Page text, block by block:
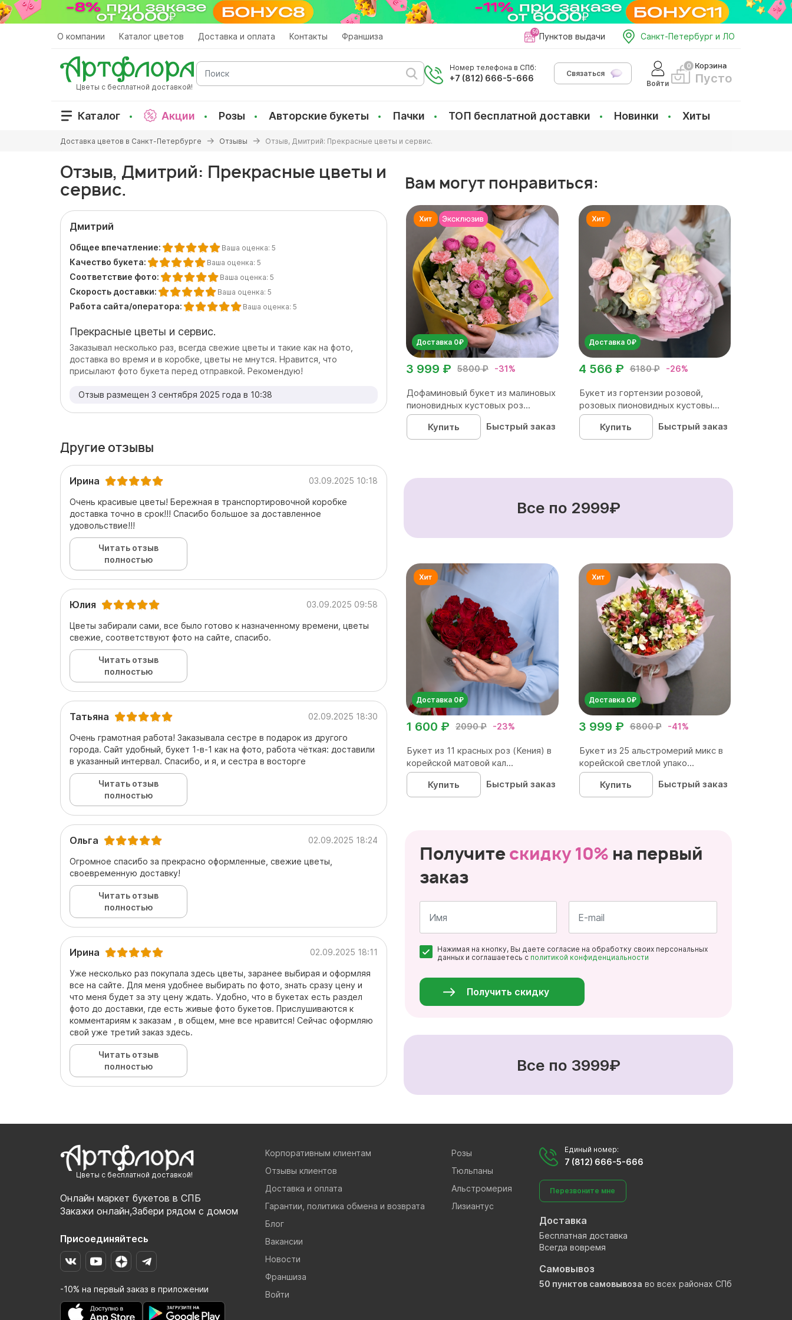
Перейти
к
О компании Каталог цветов Доставка и оплата Контакты Франшиза Пунктов выдачи Санкт-Петербург и ЛО
Цветы с бесплатной доставкой!
Поиск
Номер телефона в СПб:
+7 (812) 666-5-666
Связаться
Войти
Корзина
Пусто
Каталог Акции Розы Авторские букеты Пачки ТОП бесплатной доставки Новинки Хиты
здесь
Доставка цветов в Санкт-Петербурге Отзывы Отзыв, Дмитрий: Прекрасные цветы и сервис.
Отзыв, Дмитрий: Прекрасные цветы и
сервис.
Дмитрий
Общее впечатление: Ваша оценка: 5
Качество букета: Ваша оценка: 5
Соответствие фото: Ваша оценка: 5
Скорость доставки: Ваша оценка: 5
Работа сайта/оператора: Ваша оценка: 5
Прекрасные цветы и сервис.
Заказывал несколько раз, всегда свежие цветы и такие как на фото,
доставка во время и в коробке, цветы не мнутся. Нравится, что
присылают фото букета перед отправкой. Рекомендую!
Отзыв размещен 3 сентября 2025 года в 10:38
Другие отзывы
Ирина 03.09.2025 10:18
Очень красивые цветы! Бережная в транспортировочной коробке
доставка точно в срок!!! Спасибо большое за доставленное
удовольствие!!!
Читать отзыв
полностью
Юлия 03.09.2025 09:58
Цветы забирали сами, все было готово к назначенному времени, цветы
свежие, соответствуют фото на сайте, спасибо.
Читать отзыв
полностью
Татьяна 02.09.2025 18:30
Очень грамотная работа! Заказывала сестре в подарок из другого
города. Сайт удобный, букет 1-в-1 как на фото, работа чёткая: доставили
в указанный интервал. Спасибо, и я, и сестра в восторге
Читать отзыв
полностью
Ольга 02.09.2025 18:24
Огромное спасибо за прекрасно оформленные, свежие цветы,
своевременную доставку!
Читать отзыв
полностью
Ирина 02.09.2025 18:11
Уже несколько раз покупала здесь цветы, заранее выбирая и оформляя
все на сайте. Для меня удобнее выбирать по фото, знать сразу цену и
что меня будет за эту цену ждать. Удобно, что в букетах есть раздел
фото до доставки, где есть живые фото букетов. Прислушиваются к
комментариям к заказам , в общем, мне все нравится! Сейчас оформляю
свой уже третий заказ здесь.
Читать отзыв
полностью
Вам могут понравиться:
Доставка 0₽
5800 ₽ -31%
3 999 ₽
Дофаминовый букет из малиновых
пионовидных кустовых роз...
Купить
Быстрый заказ
Доставка 0₽
6180 ₽ -26%
4 566 ₽
Букет из гортензии розовой,
розовых пионовидных кустовы...
Купить
Быстрый заказ
Все по 2999₽
Доставка 0₽
2090 ₽ -23%
1 600 ₽
Букет из 11 красных роз (Кения) в
корейской матовой кал...
Купить
Быстрый заказ
Доставка 0₽
6800 ₽ -41%
3 999 ₽
Букет из 25 альстромерий микс в
корейской светлой упако...
Купить
Быстрый заказ
Получитескидку 10% на первый
заказ
*
*
Нажимая на кнопку, Вы даете согласие на обработку своих персональных
данных и соглашаетесь с политикой конфиденциальности
Получить скидку
Все по 3999₽
Цветы с бесплатной доставкой!
Онлайн маркет букетов в СПБ
Закажи онлайн,Забери рядом с домом
Присоединяйтесь
-10% на первый заказ в приложении
Корпоративным клиентам
Отзывы клиентов
Доставка и оплата
Гарантии, политика обмена и возврата
Блог
Вакансии
Новости
Франшиза
Войти
Розы
Тюльпаны
Альстромерия
Лизиантус
Единый номер:
7 (812) 666-5-666
Перезвоните мне
Доставка
Бесплатная доставка
Всегда вовремя
Самовывоз
50 пунктов самовывоза во всех районах СПб